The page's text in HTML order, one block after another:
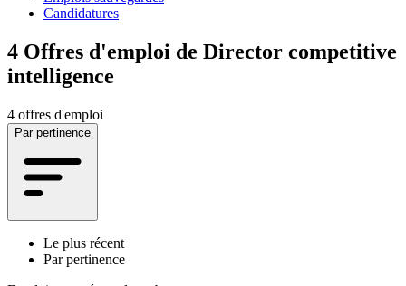
Candidatures
4 Offres d'emploi de Director competitive
intelligence
4 offres d'emploi
Par pertinence
Le plus récent
Par pertinence